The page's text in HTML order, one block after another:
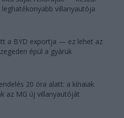
leghatékonyabb villanyautója
a BYD exportja — ez lehet az
épül a gyáruk
20 óra alatt: a kínaiak
az MG új villanyautóját